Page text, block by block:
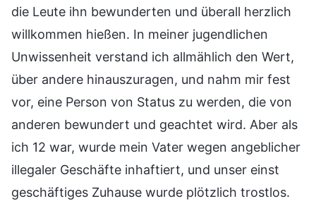
die Leute ihn bewunderten und überall herzlich
willkommen hießen. In meiner jugendlichen
Unwissenheit verstand ich allmählich den Wert,
über andere hinauszuragen, und nahm mir fest
vor, eine Person von Status zu werden, die von
anderen bewundert und geachtet wird. Aber als
ich 12 war, wurde mein Vater wegen angeblicher
illegaler Geschäfte inhaftiert, und unser einst
geschäftiges Zuhause wurde plötzlich trostlos.